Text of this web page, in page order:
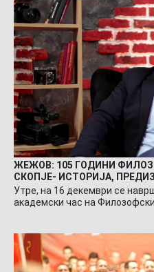
ЖЕЖОВ: 105 ГОДИНИ
СКОПЈЕ- ИСТОРИЈА,
Утре, на 16 декември се
академски час на